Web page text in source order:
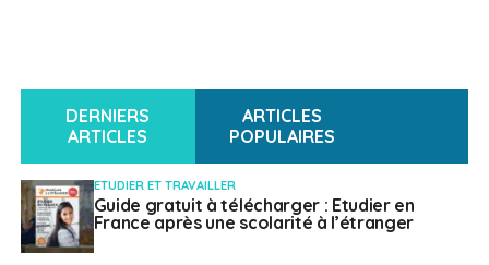
DERNIERS
ARTICLES
ARTICLES
POPULAIRES
ETUDIER ET TRAVAILLER
Guide gratuit à télécharger : Etudier en
France après une scolarité à l’étranger